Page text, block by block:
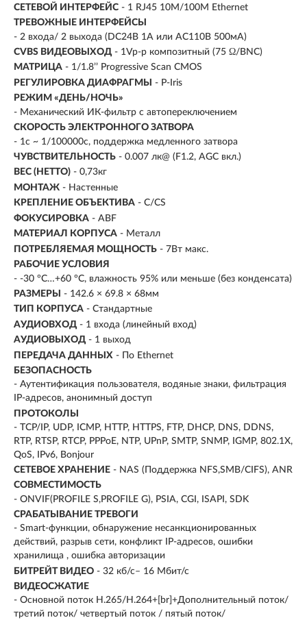
СЕТЕВОЙ ИНТЕРФЕЙС - 1 RJ45 10M/100M Ethernet
ТРЕВОЖНЫЕ ИНТЕРФЕЙСЫ
- 2 входа/ 2 выхода (DC24В 1A или AC110В 500мA)
CVBS ВИДЕОВЫХОД - 1Vp-p композитный (75 Ω/BNC)
МАТРИЦА - 1/1.8’’ Progressive Scan CMOS
РЕГУЛИРОВКА ДИАФРАГМЫ
- P-Iris
РЕЖИМ «ДЕНЬ/НОЧЬ»
- Механический ИК-фильтр с автопереключением
СКОРОСТЬ ЭЛЕКТРОННОГО ЗАТВОРА
- 1с ~ 1/100000с, поддержка медленного затвора
ЧУВСТВИТЕЛЬНОСТЬ - 0.007 лк@ (F1.2, AGC вкл.)
ВЕС (НЕТТО) - 0,73кг
МОНТАЖ - Настенные
КРЕПЛЕНИЕ ОБЪЕКТИВА - C/CS
ФОКУСИРОВКА - ABF
МАТЕРИАЛ КОРПУСА - Металл
ПОТРЕБЛЯЕМАЯ МОЩНОСТЬ - 7Вт макс.
РАБОЧИЕ УСЛОВИЯ
- -30 °C…+60 °C, влажность 95% или меньше (без конденсата)
РАЗМЕРЫ
- 142.6 × 69.8 × 68мм
ТИП КОРПУСА - Стандартные
АУДИОВХОД - 1 входа (линейный вход)
АУДИОВЫХОД - 1 выход
ПЕРЕДАЧА ДАННЫХ - По Ethernet
БЕЗОПАСНОСТЬ
- Аутентификация пользователя, водяные знаки, фильтрация
IP-адресов, анонимный доступ
ПРОТОКОЛЫ
- TCP/IP, UDP, ICMP, HTTP, HTTPS, FTP, DHCP, DNS, DDNS,
RTP, RTSP, RTCP, PPPoE, NTP, UPnP, SMTP, SNMP, IGMP, 802.1X,
QoS, IPv6, Bonjour
СЕТЕВОЕ ХРАНЕНИЕ - NAS (Поддержка NFS,SMB/CIFS), ANR
СОВМЕСТИМОСТЬ
- ONVIF(PROFILE S,PROFILE G), PSIA, CGI, ISAPI, SDK
СРАБАТЫВАНИЕ ТРЕВОГИ
- Smart-функции, обнаружение несанкционированных
действий, разрыв сети, конфликт IP-адресов, ошибки
хранилища , ошибка авторизации
БИТРЕЙТ ВИДЕО - 32 кб/с– 16 Мбит/с
ВИДЕОСЖАТИЕ
- Основной поток H.265/H.264+[br]+Дополнительный поток/
третий поток/ четвертый поток / пятый поток/